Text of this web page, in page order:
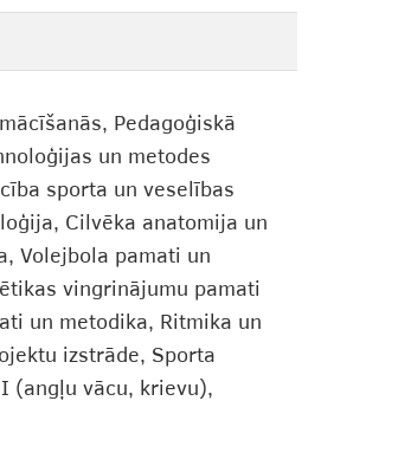
Pedagoģiskā
un metodes
sporta un veselības
Cilvēka anatomija un
Volejbola pamati un
vingrinājumu pamati
un metodika, Ritmika un
izstrāde, Sporta
(angļu vācu, krievu),